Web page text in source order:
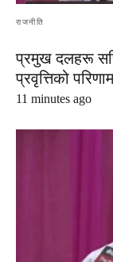
राजनीति
प्रमुख दलहरू
प्रवृत्तिको
11 minutes ago